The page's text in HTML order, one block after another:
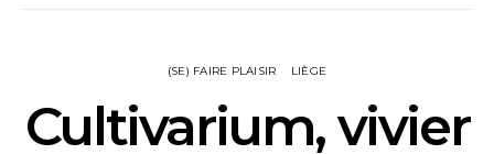
(SE) FAIRE PLAISIR LIÈGE
Cultivarium, vivier